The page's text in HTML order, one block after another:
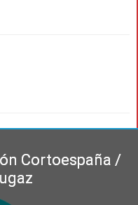
Cortoespaña /